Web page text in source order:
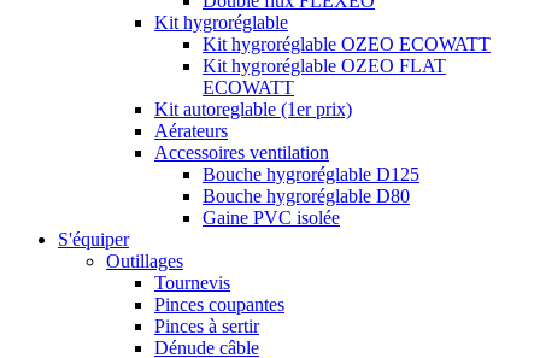
Kit hygroréglable
Kit hygroréglable OZEO ECOWATT
Kit hygroréglable OZEO FLAT
ECOWATT
Kit autoreglable (1er prix)
Aérateurs
Accessoires ventilation
Bouche hygroréglable D125
Bouche hygroréglable D80
Gaine PVC isolée
S'équiper
Outillages
Tournevis
Pinces coupantes
Pinces à sertir
Dénude câble